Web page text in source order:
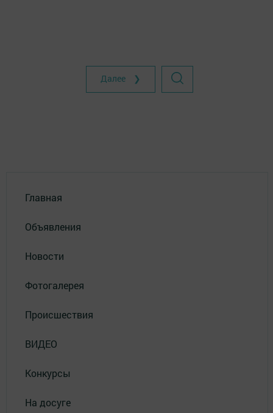
Далее ❯
Главная
Объявления
Новости
Фотогалерея
Происшествия
ВИДЕО
Конкурсы
На досуге